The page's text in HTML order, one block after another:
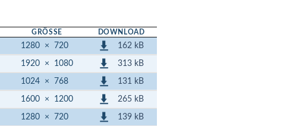
GRÖSSE DOWNLOAD
1280 × 720 162 kB
1920 × 1080 313 kB
1024 × 768 131 kB
1600 × 1200 265 kB
1280 × 720 139 kB